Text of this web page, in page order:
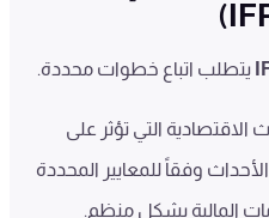
يتطلب اتباع خطوات محددة.
الاقتصادية التي تؤثر على
وفقاً للمعايير المحددة
المالية بشكل منظم.